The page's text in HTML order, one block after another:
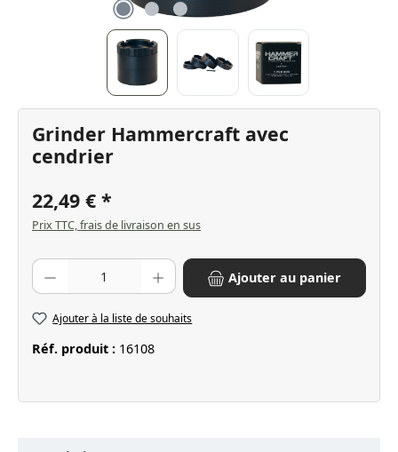
Grinder Hammercraft avec
cendrier
22,49 €
Prix TTC, frais de livraison en sus
Quantité de produit : Entrez la quantité souhaitée ou utilisez les
Ajouter au panier
Ajouter à la liste de souhaits
Réf. produit : 16108